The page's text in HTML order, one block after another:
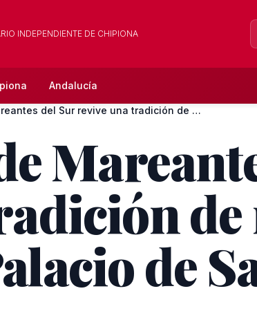
INDEPENDIENTE DE CHIPIONA
Andalucía
La Hermandad de Mareantes del Sur revive una tradición de má...
de
de